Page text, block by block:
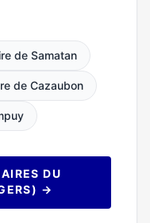
de Samatan
de Cazaubon
DU
→